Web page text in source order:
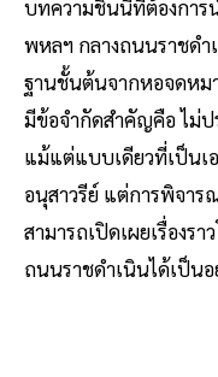
บทความชิ้นนี้ที่ต้องการ
พหลฯ กลางถนนราชดำ
ฐานชั้นต้นจากหอจดหม
มีข้อจำกัดสำคัญคือ ไม่
แม้แต่แบบเดียวที่เป็นเ
อนุสาวรีย์ แต่การพิจา
สามารถเปิดเผยเรื่องร
ถนนราชดำเนินได้เป็นอ